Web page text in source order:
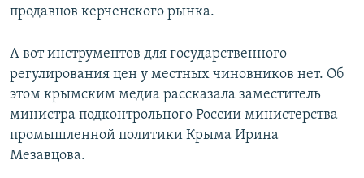
продавцов керченского рынка.
А вот инструментов для государственного
регулирования цен у местных чиновников нет. Об
этом крымским медиа рассказала заместитель
министра подконтрольного России министерства
промышленной политики Крыма Ирина
Мезавцова.